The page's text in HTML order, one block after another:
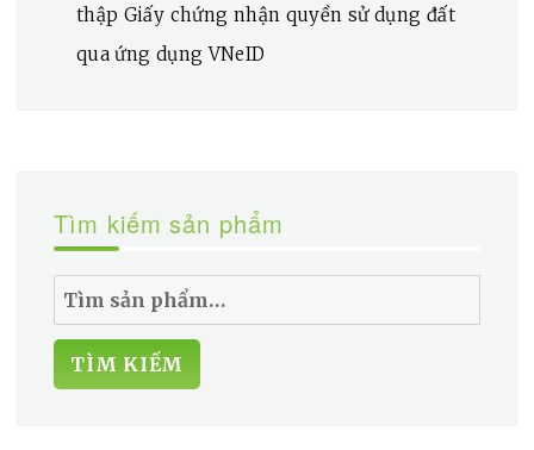
thập Giấy chứng nhận quyền sử dụng đất
qua ứng dụng VNeID
Tìm kiếm sản phẩm
TÌM KIẾM